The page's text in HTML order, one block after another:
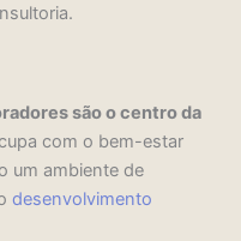
são o centro da
com o bem-estar
um ambiente de
desenvolvimento